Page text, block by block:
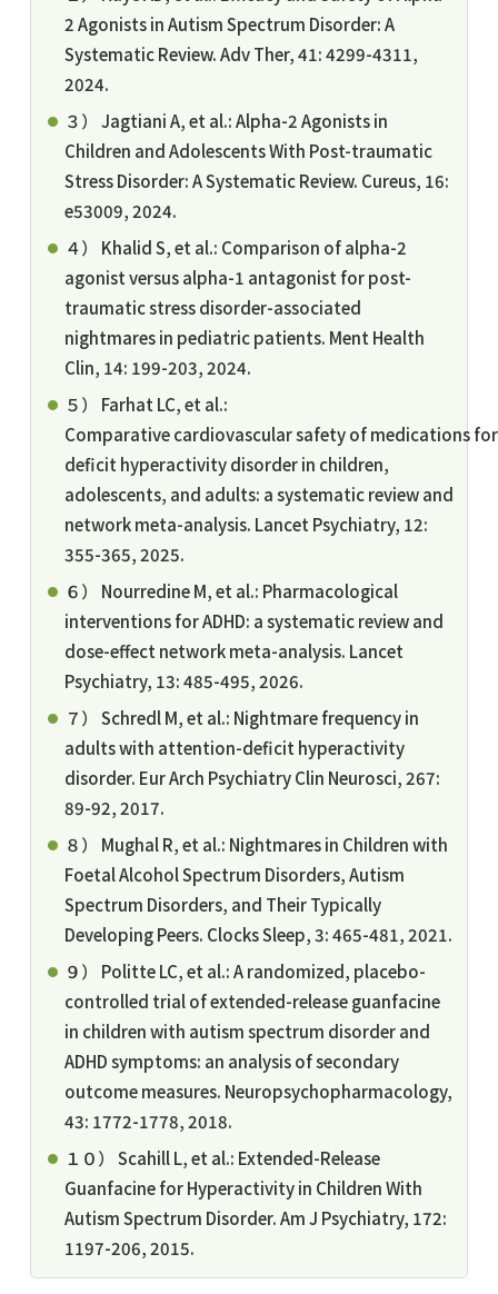
2 Agonists in Autism Spectrum Disorder: A
Systematic Review. Adv Ther, 41: 4299-4311,
2024.
３） Jagtiani A, et al.: Alpha-2 Agonists in
Children and Adolescents With Post-traumatic
Stress Disorder: A Systematic Review. Cureus, 16:
e53009, 2024.
４） Khalid S, et al.: Comparison of alpha-2
agonist versus alpha-1 antagonist for post-
traumatic stress disorder-associated
nightmares in pediatric patients. Ment Health
Clin, 14: 199-203, 2024.
５） Farhat LC, et al.:
Comparative cardiovascular safety of medications
deficit hyperactivity disorder in children,
adolescents, and adults: a systematic review and
network meta-analysis. Lancet Psychiatry, 12:
355-365, 2025.
６） Nourredine M, et al.: Pharmacological
interventions for ADHD: a systematic review and
dose-effect network meta-analysis. Lancet
Psychiatry, 13: 485-495, 2026.
７） Schredl M, et al.: Nightmare frequency in
adults with attention-deficit hyperactivity
disorder. Eur Arch Psychiatry Clin Neurosci, 267:
89-92, 2017.
８） Mughal R, et al.: Nightmares in Children with
Foetal Alcohol Spectrum Disorders, Autism
Spectrum Disorders, and Their Typically
Developing Peers. Clocks Sleep, 3: 465-481, 2021.
９） Politte LC, et al.: A randomized, placebo-
controlled trial of extended-release guanfacine
in children with autism spectrum disorder and
ADHD symptoms: an analysis of secondary
outcome measures. Neuropsychopharmacology,
43: 1772-1778, 2018.
１０） Scahill L, et al.: Extended-Release
Guanfacine for Hyperactivity in Children With
Autism Spectrum Disorder. Am J Psychiatry, 172:
1197-206, 2015.